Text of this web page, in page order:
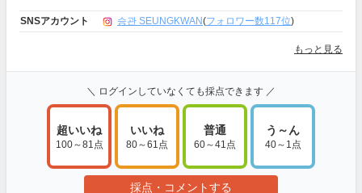
SNSアカウント 승관 SEUNGKWAN(フォロワー数117位)
もっと見る
＼ ログインしていなくても採点できます ／
超いいね
100～81点
いいね
80～61点
普通
60～41点
う～ん
40～1点
採点・コメントする